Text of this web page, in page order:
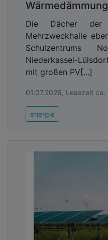
Wärmedämmung
Die Dächer
Mehrzweckhalle
Schulzentrums
Niederkassel-
mit großen PV[...]
01.07.2026, Lesezeit ca.
energie